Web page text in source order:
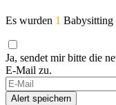
Es wurden 1 Babysitting
Ja, sendet mir bitte die
E-Mail zu.
Alert speichern